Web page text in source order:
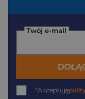
Twój e-mail
*Akceptuję